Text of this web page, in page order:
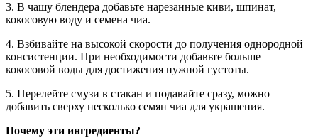
3. В чашу блендера добавьте нарезанные киви, шпинат,
кокосовую воду и семена чиа.
4. Взбивайте на высокой скорости до получения однородной
консистенции. При необходимости добавьте больше
кокосовой воды для достижения нужной густоты.
5. Перелейте смузи в стакан и подавайте сразу, можно
добавить сверху несколько семян чиа для украшения.
Почему эти ингредиенты?